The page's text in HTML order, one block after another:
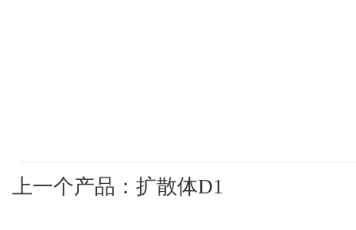
上一个产品：扩散体D1